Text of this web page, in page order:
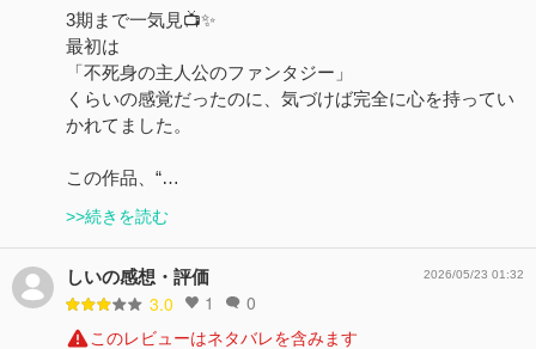
3期まで一気見📺✨
最初は
「不死身の主人公のファンタジー」
くらいの感覚だったのに、気づけば完全に心を持ってい
かれてました。
この作品、“…
>>続きを読む
しいの感想・評価
3.0 1 0
2026/05/23 01:32
このレビューはネタバレを含みます